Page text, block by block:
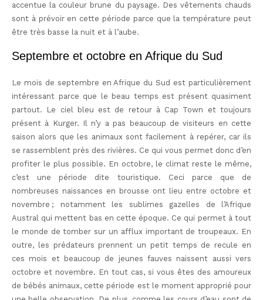
accentue la couleur brune du paysage. Des vêtements chauds
sont à prévoir en cette période parce que la température peut
être très basse la nuit et à l’aube.
Septembre et octobre en Afrique du Sud
Le mois de septembre en Afrique du Sud est particulièrement
intéressant parce que le beau temps est présent quasiment
partout. Le ciel bleu est de retour à Cap Town et toujours
présent à Kurger. Il n’y a pas beaucoup de visiteurs en cette
saison alors que les animaux sont facilement à repérer, car ils
se rassemblent près des rivières. Ce qui vous permet donc d’en
profiter le plus possible. En octobre, le climat reste le même,
c’est une période dite touristique. Ceci parce que de
nombreuses naissances en brousse ont lieu entre octobre et
novembre ; notamment les sublimes gazelles de l’Afrique
Austral qui mettent bas en cette époque. Ce qui permet à tout
le monde de tomber sur un afflux important de troupeaux. En
outre, les prédateurs prennent un petit temps de recule en
ces mois et beaucoup de jeunes fauves naissent aussi vers
octobre et novembre. En tout cas, si vous êtes des amoureux
de bébés animaux, cette période est le moment approprié pour